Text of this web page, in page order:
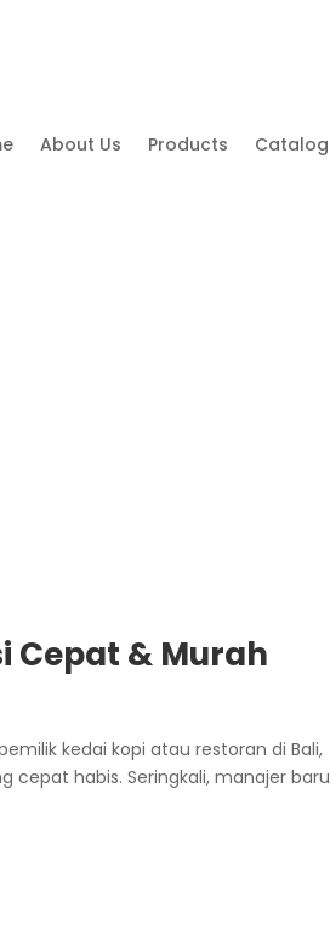
About Us Products Catalog
Cepat & Murah
kedai kopi atau restoran di Bali,
cepat habis. Seringkali, manajer baru